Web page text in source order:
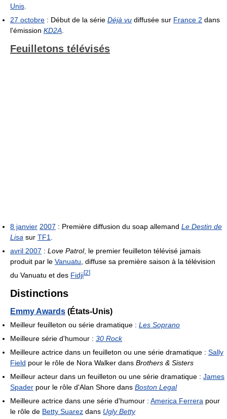
Unis
27 octobre : Début de la série Déjà vu diffusée sur France 2 dans
l'émission KD2A
Feuilletons télévisés
8 janvier 2007 : Première diffusion du soap allemand Le Destin de
Lisa sur TF1
avril 2007 : Love Patrol, le premier feuilleton télévisé jamais
produit par le Vanuatu , diffuse sa première saison à la télévision
du Vanuatu et des Fidji[2]
Distinctions
Emmy Awards (États-Unis)
Meilleur feuilleton ou série dramatique : Les Soprano
Meilleure série d'humour : 30 Rock
Meilleure actrice dans un feuilleton ou une série dramatique : Sally
Field pour le rôle de Nora Walker dans Brothers & Sisters
Meilleur acteur dans un feuilleton ou une série dramatique : James
Spader pour le rôle d'Alan Shore dans Boston Legal
Meilleure actrice dans une série d'humour : America Ferrera pour
le rôle de Betty Suarez dans Ugly Betty